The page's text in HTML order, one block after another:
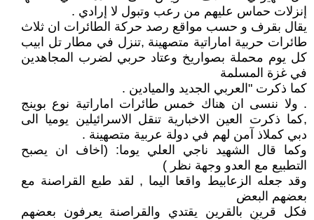
إنزلات حماس عليهم من رعب وتبول لا إرادي .
يقال بقرف و حسب مواقع رصد حركة الطائرات ان ثلاث
طائرات حربية اماراتية متصهينة ,تنزل في مطار تل ابيب
كل يوم محملة بصواريخ وعتاد حربي لضرب المجاهدين
في غزة المسلمة
كما ذكرت "العربي الجديد والميادين .
. ولا ننسى ان هناك خمس طائرات اماراتية نوع بوينج
,كما ذكرت العين الاخبارية تنقل الاسرائيلين يوميا الى
دبي كملاذ آمن لهم في دولة عربية متصهينة .
وكما قال الشهيد ناجي العلي يوما: (اخاف ان يصبح
التطبيع مع العدو وجهة نظر )
وقد جعله الزعابيط واقعا اليما , لقد طبع القراصنة مع
بعضهم البعض
فكل قرين بالقرين يقتدي والقراصنة يعرفون بعضهم